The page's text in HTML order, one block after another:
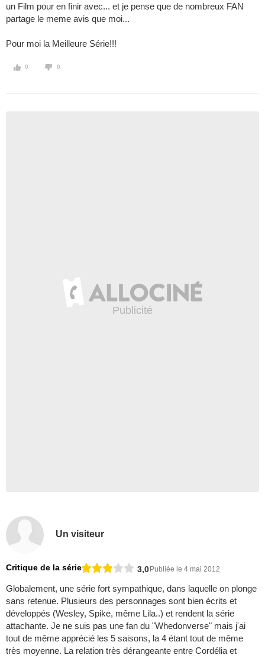
un Film pour en finir avec... et je pense que de nombreux FAN
partage le meme avis que moi...
Pour moi la Meilleure Série!!!
0 0
Un visiteur
Critique de la série 3,0Publiée le 4 mai 2012
Globalement, une série fort sympathique, dans laquelle on plonge
sans retenue. Plusieurs des personnages sont bien écrits et
développés (Wesley, Spike, même Lila..) et rendent la série
attachante. Je ne suis pas une fan du "Whedonverse" mais j'ai
tout de même apprécié les 5 saisons, la 4 étant tout de même
très moyenne. La relation très dérangeante entre Cordélia et